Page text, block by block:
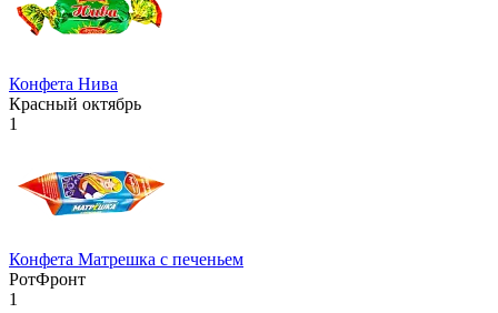
Конфета Нива
Красный октябрь
1
Конфета Матрешка с печеньем
РотФронт
1